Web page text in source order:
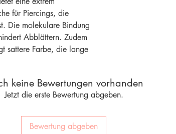
für Piercings, die
Die molekulare Bindung
Abblättern. Zudem
sattere Farbe, die lange
keine Bewertungen vorhanden
Jetzt die erste Bewertung abgeben.
Bewertung abgeben